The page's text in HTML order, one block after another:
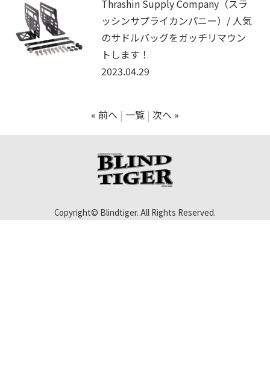
Thrashin Supply Company（スラ
ッシンサプライカンパニー）/ 人気
のサドルバッグをガッチリマウン
トします！
2023.04.29
« 前へ 一覧 次へ »
Copyright© Blindtiger. All Rights Reserved.